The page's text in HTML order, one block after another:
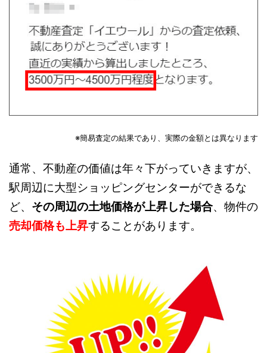
※簡易査定の結果であり、実際の金額とは異なります
通常、不動産の価値は年々下がっていきますが、
駅周辺に大型ショッピングセンターができるな
ど、 その周辺の土地価格が上昇した場合、物件の
売却価格も上昇することがあります。